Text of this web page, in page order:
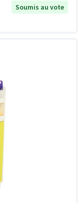
Soumis au vote